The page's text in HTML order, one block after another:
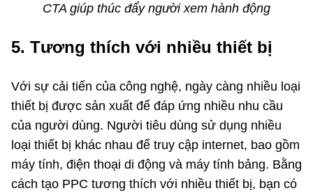
CTA giúp thúc đẩy người xem hành động
5. Tương thích với nhiều thiết bị
Với sự cải tiến của công nghệ, ngày càng nhiều loại
thiết bị được sản xuất để đáp ứng nhiều nhu cầu
của người dùng. Người tiêu dùng sử dụng nhiều
loại thiết bị khác nhau để truy cập internet, bao gồm
máy tính, điện thoại di động và máy tính bảng. Bằng
cách tạo PPC tương thích với nhiều thiết bị, bạn có